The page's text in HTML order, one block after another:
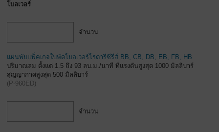
โบลเวอร์
จำนวน
แผ่นพับแพ็คเกจใบพัดโบลเวอร์โรตารีซีรีส์ BB, CB, DB, EB, FB, HB
ปริมาณลม ตั้งแต่ 1.5 ถึง 93 ลบ.ม./นาที ที่แรงดันสูงสุด 1000 มิลลิบาร์
สุญญากาศสูงสุด 500 มิลลิบาร์
(P-960ED)
จำนวน